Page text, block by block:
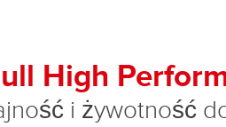
High
i żywotność